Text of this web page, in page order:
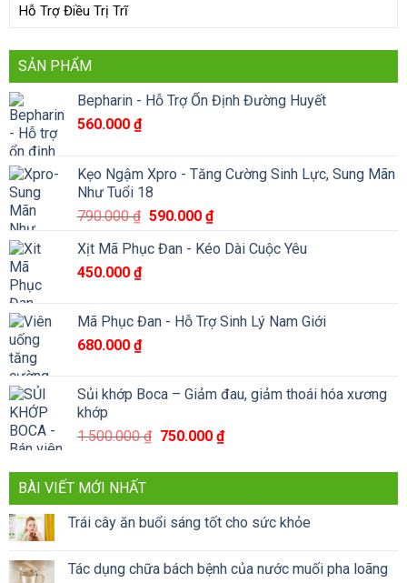
Hỗ Trợ Điều Trị Trĩ
SẢN PHẨM
Bepharin - Hỗ Trợ Ổn Định Đường Huyết
560.000 ₫
Kẹo Ngậm Xpro - Tăng Cường Sinh Lực, Sung Mãn
Như Tuổi 18
790.000₫ Giá
là:
590.000 ₫Giá
tại
Xịt Mã Phục Đan - Kéo Dài Cuộc Yêu
450.000 ₫
Mã Phục Đan - Hỗ Trợ Sinh Lý Nam Giới
680.000 ₫
Sủi khớp Boca – Giảm đau, giảm thoái hóa xương
khớp
1.500.000₫ Giá
là:
750.000 ₫Giá
tại
BÀI VIẾT MỚI NHẤT
Trái cây ăn buổi sáng tốt cho sức khỏe
Tác dụng chữa bách bệnh của nước muối pha loãng